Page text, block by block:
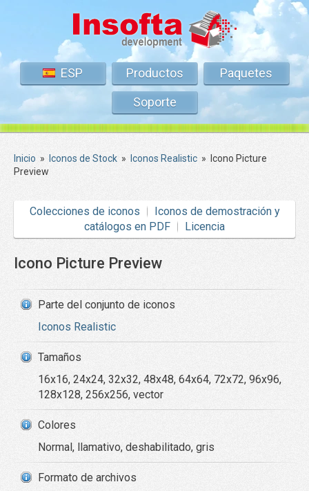
ESP Productos
Paquetes
Soporte
Inicio » Iconos de Stock » Iconos Realistic »
Icono Picture
Preview
Colecciones de iconos
Iconos de demostración y
catálogos en PDF
Licencia
Icono Picture Preview
Parte del conjunto de iconos
Iconos Realistic
Tamaños
16x16, 24x24, 32x32, 48x48, 64x64, 72x72, 96x96,
128x128, 256x256, vector
Colores
Normal, llamativo, deshabilitado, gris
Formato de archivos